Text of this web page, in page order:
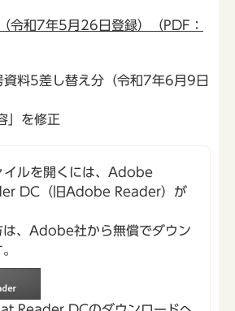
令和7年5月26日登録）（PDF：
料5差し替え分（令和7年6月9日
を修正
イルを開くには、Adobe
DC（旧Adobe Reader）が
は、Adobe社から無償でダウン